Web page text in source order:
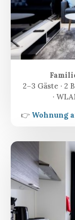
2–3 Gäste · 2
·
👉 Wohnung